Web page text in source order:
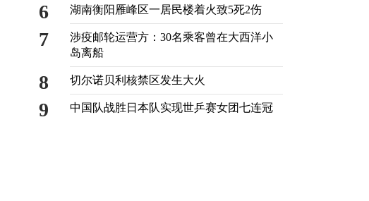
6 湖南衡阳雁峰区一居民楼着火致5死2伤
7
涉疫邮轮运营方：30名乘客曾在大西洋小
岛离船
8 切尔诺贝利核禁区发生大火
9 中国队战胜日本队实现世乒赛女团七连冠